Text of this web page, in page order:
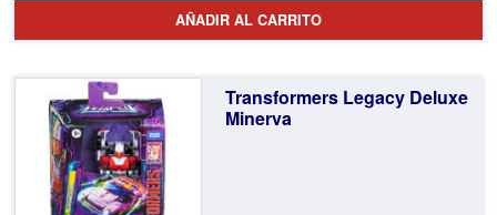
AÑADIR AL CARRITO
Transformers Legacy Deluxe
Minerva